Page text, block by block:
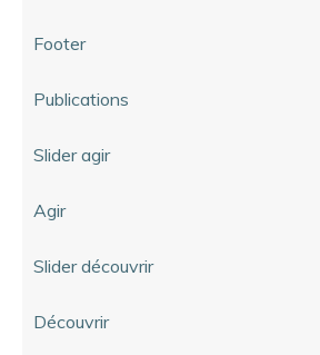
Footer
Publications
Slider agir
Agir
Slider découvrir
Découvrir